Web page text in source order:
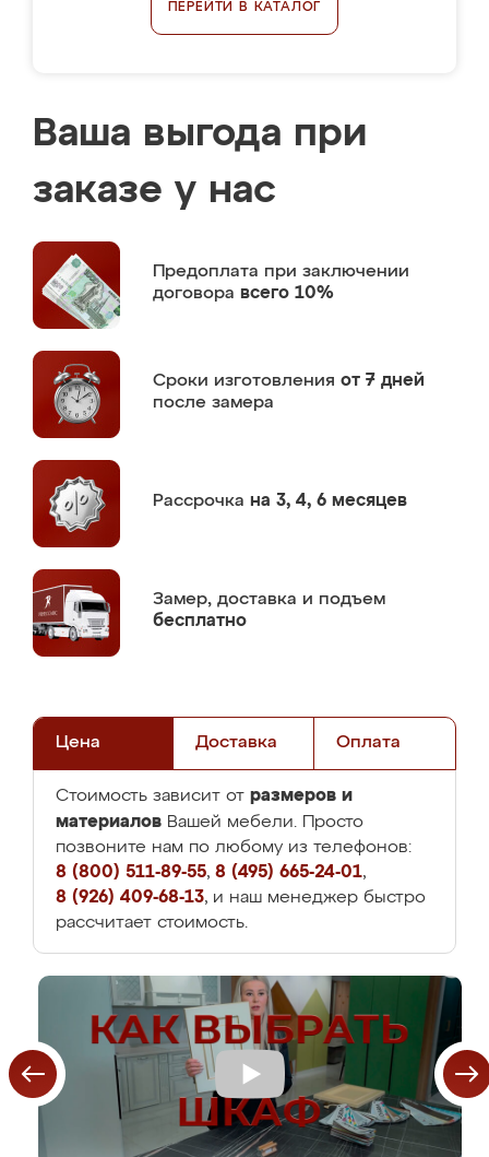
ПЕРЕЙТИ В КАТАЛОГ
Ваша выгода при
заказе у нас
Предоплата при заключении
договора всего 10%
Сроки изготовления от 7 дней
после замера
Рассрочка на 3, 4, 6 месяцев
Замер, доставка и подъем
бесплатно
Цена Доставка Оплата
Стоимость зависит от размеров и
материалов Вашей мебели. Просто
позвоните нам по любому из телефонов:
8 (800) 511-89-55, 8 (495) 665-24-01,
8 (926) 409-68-13, и наш менеджер быстро
рассчитает стоимость.